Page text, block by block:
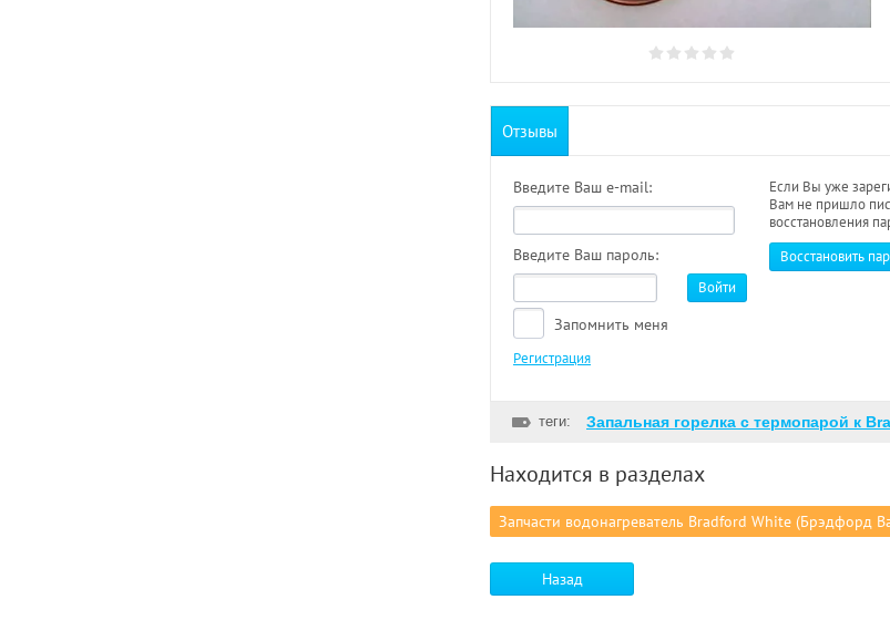
Отзывы
Введите Ваш e-mail:
Введите Ваш пароль:
Войти
Запомнить меня
Регистрация
Если Вы уже
Вам не пришло
восстановления
Восстановить
теги: Запальная горелка с термопарой к
Находится в разделах
Запчасти водонагреватель Bradford White (Брэдфорд
Назад